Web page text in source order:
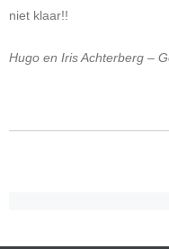
niet klaar!!
Hugo en Iris Achterberg –